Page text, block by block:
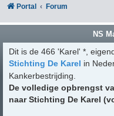
Portal Forum
NS
Dit is de 466 'Karel' *,
Stichting De Karel in
Kankerbestrijding.
De volledige opbrengst
naar Stichting De Karel